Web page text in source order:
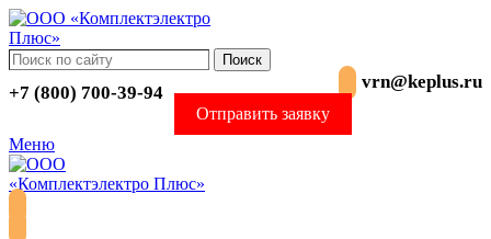
Поиск
vrn@keplus.ru
+7 (800) 700-39-94
Отправить заявку
Меню